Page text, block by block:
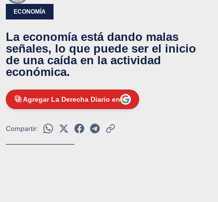
ECONOMÍA
La economía está dando malas
señales, lo que puede ser el inicio
de una caída en la actividad
económica.
Agregar La Derecha Diario en
Compartir: